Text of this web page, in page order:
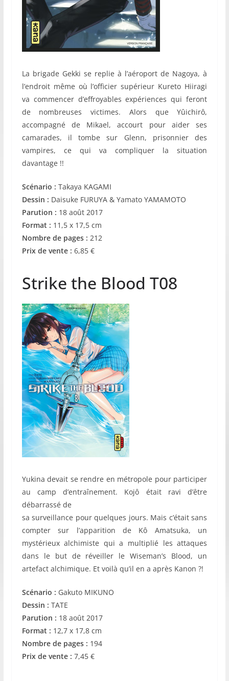
La brigade Gekki se replie à l’aéroport de Nagoya, à
l’endroit même où l’officier supérieur Kureto Hiiragi
va commencer d’effroyables expériences qui feront
de nombreuses victimes. Alors que Yûichirô,
accompagné de Mikael, accourt pour aider ses
camarades, il tombe sur Glenn, prisonnier des
vampires, ce qui va compliquer la situation
davantage !!
Scénario : Takaya KAGAMI
Dessin : Daisuke FURUYA & Yamato YAMAMOTO
Parution : 18 août 2017
Format : 11,5 x 17,5 cm
Nombre de pages : 212
Prix de vente : 6,85 €
Strike the Blood T08
Yukina devait se rendre en métropole pour participer
au camp d’entraînement. Kojô était ravi d’être
débarrassé de
sa surveillance pour quelques jours. Mais c’était sans
compter sur l’apparition de Kô Amatsuka, un
mystérieux alchimiste qui a multiplié les attaques
dans le but de réveiller le Wiseman’s Blood, un
artefact alchimique. Et voilà qu’il en a après Kanon ?!
Scénario : Gakuto MIKUNO
Dessin : TATE
Parution : 18 août 2017
Format : 12,7 x 17,8 cm
Nombre de pages : 194
Prix de vente : 7,45 €